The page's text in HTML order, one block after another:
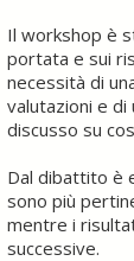
Il workshop è
portata e sui
necessità di
valutazioni e di
discusso su
Dal dibattito è
sono più
mentre i
successive.